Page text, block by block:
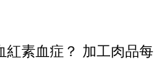
紅素血症？ 加工肉品每